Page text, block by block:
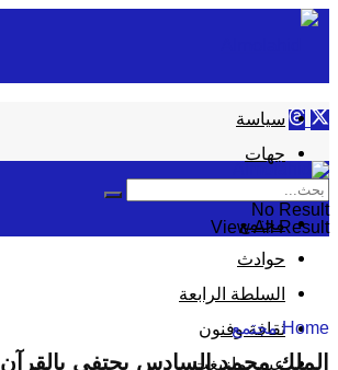
سياسة
جهات
مجتمع
حوادث
السلطة الرابعة
ثقافة وفنون
عين تمازيغت
No Result
View All Result
Home مجتمع
الملك محمد السادس يحتفي